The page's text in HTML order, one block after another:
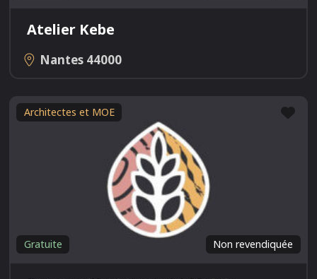
Atelier Kebe
Nantes 44000
Architectes et MOE
Non revendiquée
Gratuite